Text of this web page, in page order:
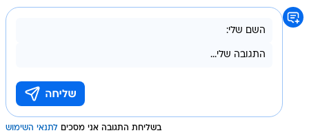
בשליחת התגובה אני מסכים לתנאי השימוש